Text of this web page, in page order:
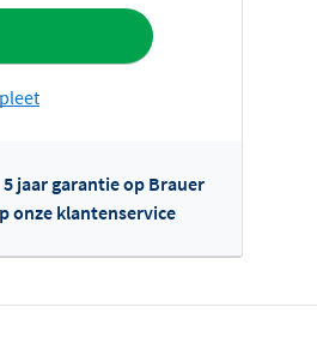
5 jaar garantie op Brauer
onze klantenservice